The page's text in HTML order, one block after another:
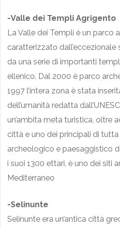
-Valle dei Templi Agrigento
La Valle dei Templi è un parco
caratterizzato
da una serie di importanti
ellenico. Dal 2000 è parco
1997 l’intera zona è stata
dell’umanità redatta
un’ambita meta turistica, oltre
città e uno dei principali di tutta
archeologico e paesaggistico
i suoi 1300 ettari, è uno dei siti
Mediterraneo
-Selinunte
Selinunte era un’antica città